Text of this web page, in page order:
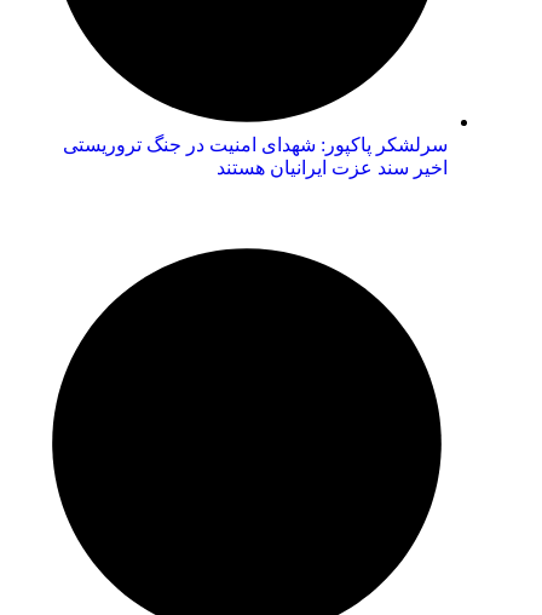
سرلشکر پاکپور: شهدای امنیت در جنگ تروریستی
اخیر سند عزت ایرانیان هستند